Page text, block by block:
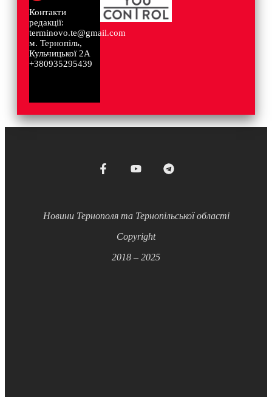
Контакти
редакції:
terminovo.te@gmail.com
м. Тернопіль,
Кульчицької 2А
+380935295439
Новини Тернополя та Тернопільської області
Copyright
2018 – 2025